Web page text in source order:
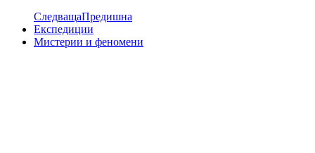
СледващаПредишна
Експедиции
Мистерии и феномени